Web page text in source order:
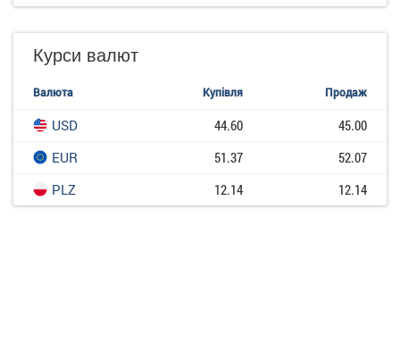
Курси валют
Валюта Купівля Продаж
USD 44.60
45.00
EUR
51.37
52.07
PLZ
12.14 12.14